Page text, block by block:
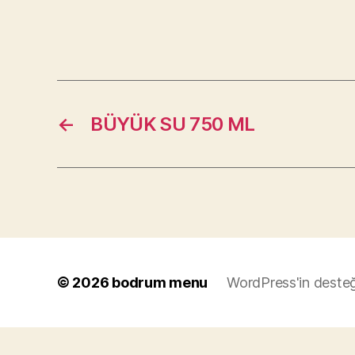
← BÜYÜK SU 750 ML
© 2026 bodrum menu WordPress'in